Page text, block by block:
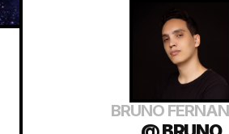
BRUNO